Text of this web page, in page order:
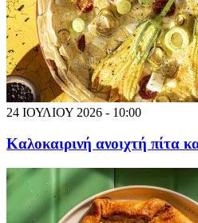
24 ΙΟΥΛΙΟΥ 2026 - 10:00
Καλοκαιρινή ανοιχτή πίτα